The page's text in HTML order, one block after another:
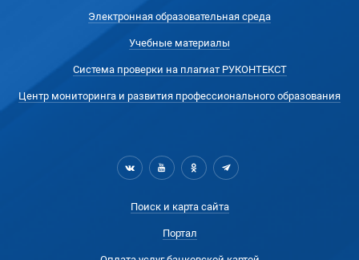
Электронная образовательная среда
Учебные материалы
Система проверки на плагиат РУКОНТЕКСТ
Центр мониторинга и развития профессионального образования
Поиск и карта сайта
Портал